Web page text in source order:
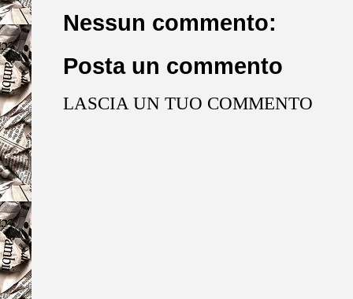
Nessun commento:
Posta un commento
LASCIA UN TUO COMMENTO